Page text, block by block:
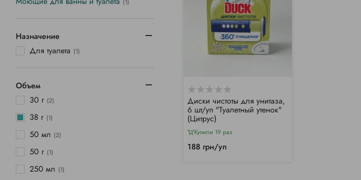
(1)
Назначение
Для туалета (1)
Объем
30 г (2)
38 г (1)
50 мл (2)
50 г (1)
250 мл (1)
Диски чистоты для унитаза,
6 шт/уп "Туалетный утенок"
(Цитрус)
Купили 19 раз
188 грн/уп